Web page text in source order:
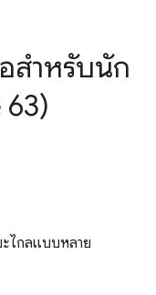
สำหรับนัก
ะไกลแบบหลาย